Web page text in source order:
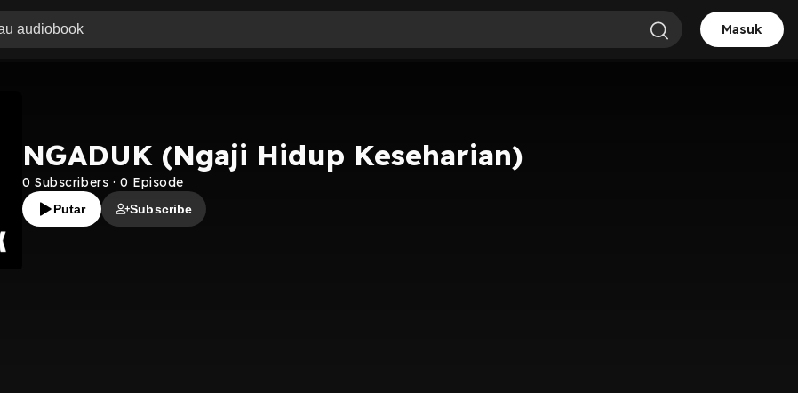
Masuk
NGADUK (Ngaji Hidup Keseharian)
0 Subscribers · 0 Episode
Putar Subscribe